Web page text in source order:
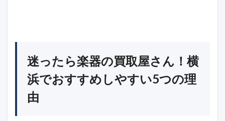
迷ったら楽器の買取屋さん！横
浜でおすすめしやすい5つの理
由